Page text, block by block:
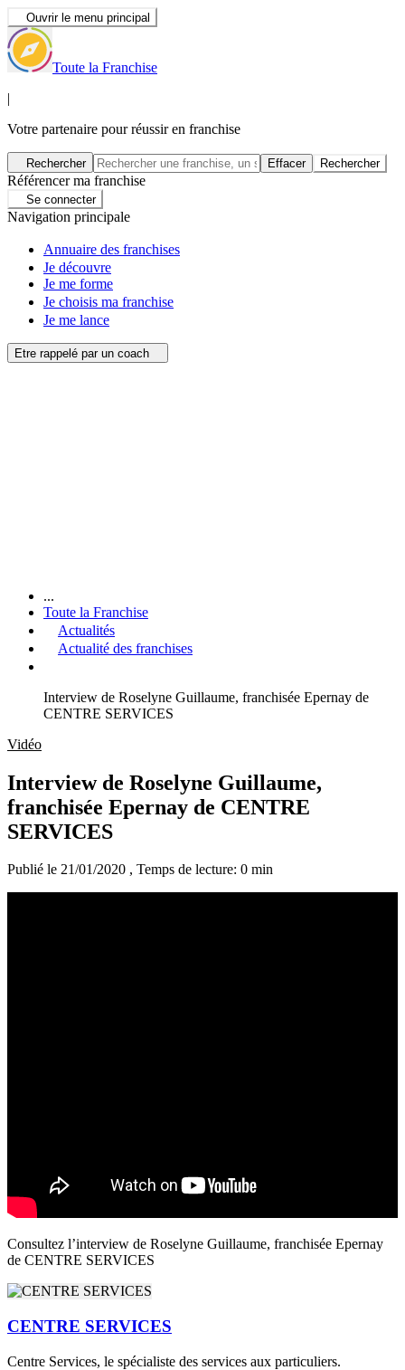
Ouvrir le menu principal
Toute la Franchise
|
Votre partenaire pour réussir en franchise
Rechercher Effacer Rechercher
Référencer ma franchise
Se connecter
Navigation principale
Annuaire des franchises
Je découvre
Je me forme
Je choisis ma franchise
Je me lance
Etre rappelé par un coach
...
Toute la Franchise
Actualités
Actualité des franchises
Interview de Roselyne Guillaume, franchisée Epernay de
CENTRE SERVICES
Vidéo
Interview de Roselyne Guillaume,
franchisée Epernay de CENTRE
SERVICES
Publié le 21/01/2020 , Temps de lecture: 0 min
Consultez l’interview de Roselyne Guillaume, franchisée Epernay
de CENTRE SERVICES
CENTRE SERVICES
Centre Services, le spécialiste des services aux particuliers.